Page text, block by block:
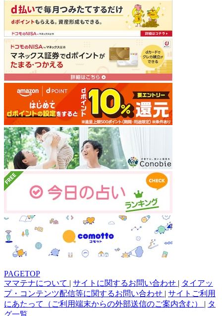
PAGETOP
ママテナについて | サイトに関するお問い合わせ | タイアッ
プ・コンテンツ配信等に関するお問い合わせ | サイトご利用
にあたって（ご利用端末からの外部送信のご案内含む） | タ
グ一覧